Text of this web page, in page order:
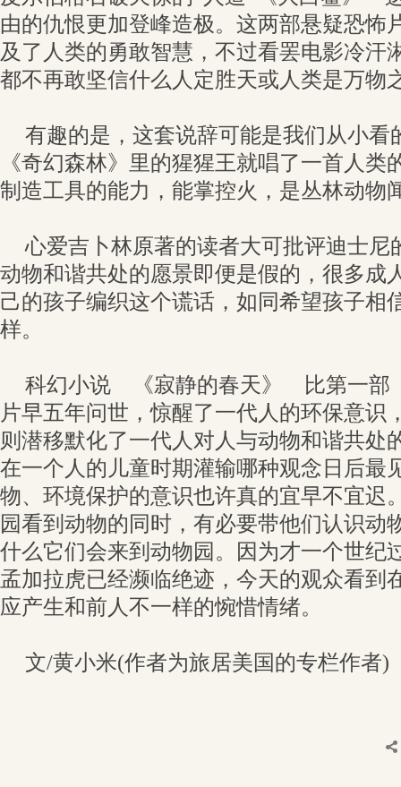
由的仇恨更加登峰造极。这两部悬疑恐怖
及了人类的勇敢智慧，不过看罢电影冷汗
都不再敢坚信什么人定胜天或人类是万物
有趣的是，这套说辞可能是我们从小看
《奇幻森林》里的猩猩王就唱了一首人类
制造工具的能力，能掌控火，是丛林动物
心爱吉卜林原著的读者大可批评迪士尼
动物和谐共处的愿景即便是假的，很多成
己的孩子编织这个谎话，如同希望孩子相
样。
科幻小说 《寂静的春天》 比第一
片早五年问世，惊醒了一代人的环保意
则潜移默化了一代人对人与动物和谐共处
在一个人的儿童时期灌输哪种观念日后最
物、环境保护的意识也许真的宜早不宜迟
园看到动物的同时，有必要带他们认识动
什么它们会来到动物园。因为才一个世纪
孟加拉虎已经濒临绝迹，今天的观众看到
应产生和前人不一样的惋惜情绪。
文/黄小米(作者为旅居美国的专栏作者)